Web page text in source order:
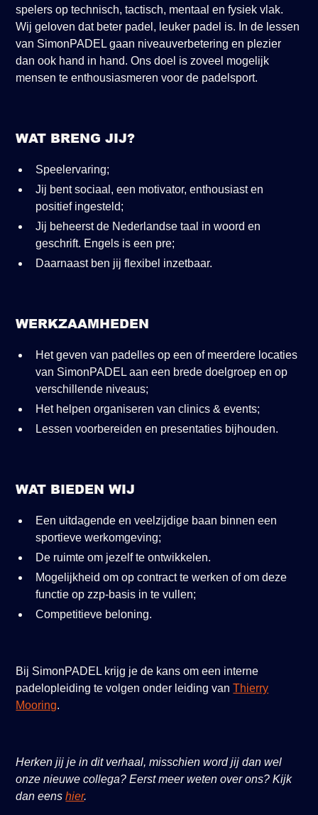
spelers op technisch, tactisch, mentaal en fysiek vlak.
Wij geloven dat beter padel, leuker padel is. In de lessen
van SimonPADEL gaan niveauverbetering en plezier
dan ook hand in hand. Ons doel is zoveel mogelijk
mensen te enthousiasmeren voor de padelsport.
WAT BRENG JIJ?
Speelervaring;
Jij bent sociaal, een motivator, enthousiast en
positief ingesteld;
Jij beheerst de Nederlandse taal in woord en
geschrift. Engels is een pre;
Daarnaast ben jij flexibel inzetbaar.
WERKZAAMHEDEN
Het geven van padelles op een of meerdere locaties
van SimonPADEL aan een brede doelgroep en op
verschillende niveaus;
Het helpen organiseren van clinics & events;
Lessen voorbereiden en presentaties bijhouden.
WAT BIEDEN WIJ
Een uitdagende en veelzijdige baan binnen een
sportieve werkomgeving;
De ruimte om jezelf te ontwikkelen.
Mogelijkheid om op contract te werken of om deze
functie op zzp-basis in te vullen;
Competitieve beloning.
Bij SimonPADEL krijg je de kans om een interne
padelopleiding te volgen onder leiding vanThierry
Mooring.
Herken jij je in dit verhaal, misschien word jij dan wel
onze nieuwe collega? Eerst meer weten over ons? Kijk
dan eenshier.